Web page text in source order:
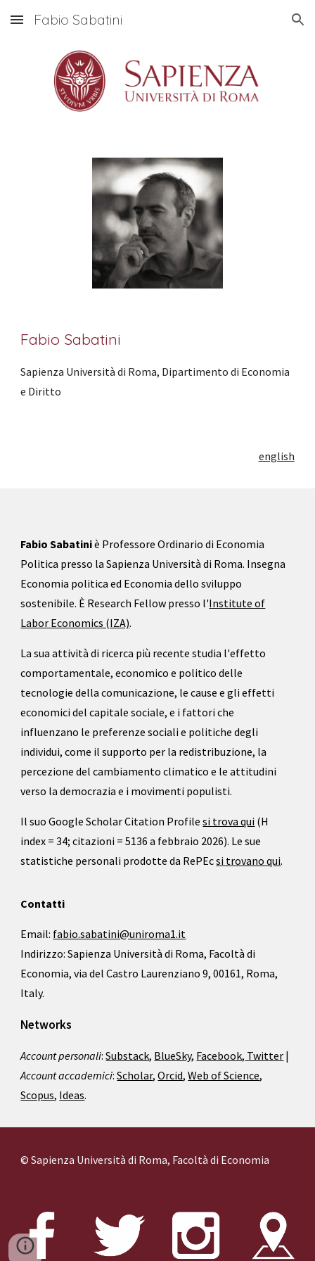
Skip to main content Skip to navigation
Fabio Sabatini
Fabio Sabatini
Sapienza Università di Roma, Dipartimento di Economia
e Diritto
english
Fabio Sabatiniè ProfessoreOrdinario di Economia
Politica presso la Sapienza Università di Roma. Insegna
Economia politica ed Economia dello sviluppo
sostenibile. È Research Fellow presso l'Institute of
Labor Economics (IZA).
La sua attività di ricerca più recente studia l'effetto
comportamentale, economico e politico delle
tecnologie della comunicazione, le cause e gli effetti
economici del capitale sociale, e i fattori che
influenzano le preferenze sociali e politiche degli
individui, come il supporto per la redistribuzione, la
percezione del cambiamento climatico e le attitudini
verso la democrazia e i movimenti populisti.
Il suo Google Scholar Citation Profile si trova qui (H
index =34; citazioni =5136 a febbraio 2026). Le sue
statistiche personali prodotte da RePEcsi trovano qui.
Contatti
Email: fabio.sabatini@uniroma1.it
Indirizzo: Sapienza Università di Roma, Facoltà di
Economia, via del Castro Laurenziano 9, 00161, Roma,
Italy.
Networks
Account personali:Substack, BlueSky, Facebook, Twitter |
Account accademici:Scholar,Orcid,Web of Science,
Scopus, Ideas.
© Sapienza Università di Roma, Facoltà di Economia